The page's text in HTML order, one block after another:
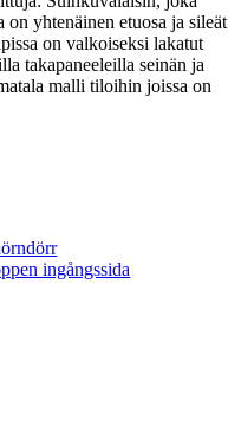
on yhtenäinen etuosa ja sileät
on valkoiseksi lakatut
takapaneeleilla seinän ja
malli tiloihin joissa on
ingångssida